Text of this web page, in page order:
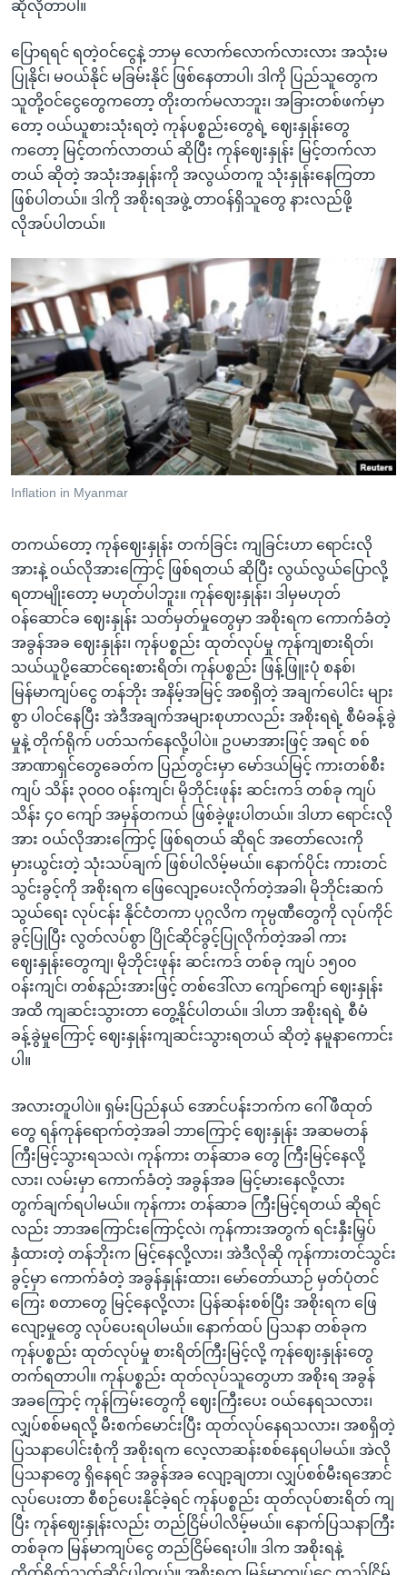
ဆိုလိုတာပါ။
ပြောရရင် ရတဲ့ဝင်ငွေနဲ့ ဘာမှ လောက်လောက်လားလား အသုံးမ
ပြုနိုင်၊ မဝယ်နိုင် မခြမ်းနိုင် ဖြစ်နေတာပါ၊ ဒါကို ပြည်သူတွေက
သူတို့ဝင်ငွေတွေကတော့ တိုးတက်မလာဘူး၊ အခြားတစ်ဖက်မှာ
တော့ ဝယ်ယူစားသုံးရတဲ့ ကုန်ပစ္စည်းတွေရဲ့ ဈေးနှုန်းတွေ
ကတော့ မြင့်တက်လာတယ် ဆိုပြီး ကုန်ဈေးနှုန်း မြင့်တက်လာ
တယ် ဆိုတဲ့ အသုံးအနှုန်းကို အလွယ်တကူ သုံးနှုန်းနေကြတာ
ဖြစ်ပါတယ်။ ဒါကို အစိုးရအဖွဲ့ တာဝန်ရှိသူတွေ နားလည်ဖို့
လိုအပ်ပါတယ်။
Inflation in Myanmar
တကယ်တော့ ကုန်ဈေးနှုန်း တက်ခြင်း ကျခြင်းဟာ ရောင်းလို
အားနဲ့ ဝယ်လိုအားကြောင့် ဖြစ်ရတယ် ဆိုပြီး လွယ်လွယ်ပြောလို့
ရတာမျိုးတော့ မဟုတ်ပါဘူး။ ကုန်ဈေးနှုန်း၊ ဒါမှမဟုတ်
ဝန်ဆောင်ခ ဈေးနှုန်း သတ်မှတ်မှုတွေမှာ အစိုးရက ကောက်ခံတဲ့
အခွန်အခ ဈေးနှုန်း၊ ကုန်ပစ္စည်း ထုတ်လုပ်မှု ကုန်ကျစားရိတ်၊
သယ်ယူပို့ဆောင်ရေးစားရိတ်၊ ကုန်ပစ္စည်း ဖြန့်ဖြူးပုံ စနစ်၊
မြန်မာကျပ်ငွေ တန်ဘိုး အနိမ့်အမြင့် အစရှိတဲ့ အချက်ပေါင်း များ
စွာ ပါဝင်နေပြီး အဲဒီအချက်အများစုဟာလည်း အစိုးရရဲ့ စီမံခန့်ခွဲ
မှုနဲ့ တိုက်ရိုက် ပတ်သက်နေလို့ပါပဲ။ ဥပမာအားဖြင့် အရင် စစ်
အာဏာရှင်တွေခေတ်က ပြည်တွင်းမှာ မော်ဒယ်မြင့် ကားတစ်စီး
ကျပ် သိန်း ၃၀၀၀ ဝန်းကျင်၊ မိုဘိုင်းဖုန်း ဆင်းကဒ် တစ်ခု ကျပ်
သိန်း ၄၀ ကျော် အမှန်တကယ် ဖြစ်ခဲ့ဖူးပါတယ်။ ဒါဟာ ရောင်းလို
အား ဝယ်လိုအားကြောင့် ဖြစ်ရတယ် ဆိုရင် အတော်လေးကို
မှားယွင်းတဲ့ သုံးသပ်ချက် ဖြစ်ပါလိမ့်မယ်။ နောက်ပိုင်း ကားတင်
သွင်းခွင့်ကို အစိုးရက ဖြေလျော့ပေးလိုက်တဲ့အခါ၊ မိုဘိုင်းဆက်
သွယ်ရေး လုပ်ငန်း နိုင်ငံတကာ ပုဂ္ဂလိက ကုမ္ပဏီတွေကို လုပ်ကိုင်
ခွင့်ပြုပြီး လွတ်လပ်စွာ ပြိုင်ဆိုင်ခွင့်ပြုလိုက်တဲ့အခါ ကား
ဈေးနှုန်းတွေကျ၊ မိုဘိုင်းဖုန်း ဆင်းကဒ် တစ်ခု ကျပ် ၁၅၀၀
ဝန်းကျင်၊ တစ်နည်းအားဖြင့် တစ်ဒေါ်လာ ကျော်ကျော် ဈေးနှုန်း
အထိ ကျဆင်းသွားတာ တွေ့နိုင်ပါတယ်။ ဒါဟာ အစိုးရရဲ့ စီမံ
ခန့်ခွဲမှုကြောင့် ဈေးနှုန်းကျဆင်းသွားရတယ် ဆိုတဲ့ နမူနာကောင်း
ပါ။
အလားတူပါပဲ။ ရှမ်းပြည်နယ် အောင်ပန်းဘက်က ဂေါ်ဖီထုတ်
တွေ ရန်ကုန်ရောက်တဲ့အခါ ဘာကြောင့် ဈေးနှုန်း အဆမတန်
ကြီးမြင့်သွားရသလဲ၊ ကုန်ကား တန်ဆာခ တွေ ကြီးမြင့်နေလို့
လား၊ လမ်းမှာ ကောက်ခံတဲ့ အခွန်အခ မြင့်မားနေလို့လား
တွက်ချက်ရပါမယ်။ ကုန်ကား တန်ဆာခ ကြီးမြင့်ရတယ် ဆိုရင်
လည်း ဘာအကြောင်းကြောင့်လဲ၊ ကုန်ကားအတွက် ရင်းနှီးမြှပ်
နှံထားတဲ့ တန်ဘိုးက မြင့်နေလို့လား၊ အဲဒီလိုဆို ကုန်ကားတင်သွင်း
ခွင့်မှာ ကောက်ခံတဲ့ အခွန်နှုန်းထား၊ မော်တော်ယာဉ် မှတ်ပုံတင်
ကြေး စတာတွေ မြင့်နေလို့လား ပြန်ဆန်းစစ်ပြီး အစိုးရက ဖြေ
လျော့မှုတွေ လုပ်ပေးရပါမယ်။ နောက်ထပ် ပြသနာ တစ်ခုက
ကုန်ပစ္စည်း ထုတ်လုပ်မှု စားရိတ်ကြီးမြင့်လို့ ကုန်ဈေးနှုန်းတွေ
တက်ရတာပါ။ ကုန်ပစ္စည်း ထုတ်လုပ်သူတွေဟာ အစိုးရ အခွန်
အခကြောင့် ကုန်ကြမ်းတွေကို ဈေးကြီးပေး ဝယ်နေရသလား၊
လျှပ်စစ်မရလို့ မီးစက်မောင်းပြီး ထုတ်လုပ်နေရသလား၊ အစရှိတဲ့
ပြသနာပေါင်းစုံကို အစိုးရက လေ့လာဆန်းစစ်နေရပါမယ်။ အဲလို
ပြသနာတွေ ရှိနေရင် အခွန်အခ လျော့ချတာ၊ လျှပ်စစ်မီးရအောင်
လုပ်ပေးတာ စီစဉ်ပေးနိုင်ခဲ့ရင် ကုန်ပစ္စည်း ထုတ်လုပ်စားရိတ် ကျ
ပြီး ကုန်ဈေးနှုန်းလည်း တည်ငြိမ်ပါလိမ့်မယ်။ နောက်ပြသနာကြီး
တစ်ခုက မြန်မာကျပ်ငွေ တည်ငြိမ်ရေးပါ။ ဒါက အစိုးရနဲ့